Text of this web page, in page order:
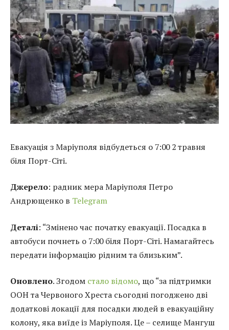
Евакуація з Маріуполя відбудеться о 7:00 2 травня
біля Порт-Сіті.
Джерело: радник мера Маріуполя Петро
Андрющенко в Telegram
Деталі: “Змінено час початку евакуації. Посадка в
автобуси почнеть о 7:00 біля Порт-Сіті. Намагайтесь
передати інформацію рідним та близьким”.
Оновлено. Згодом стало відомо, що “за підтримки
ООН та Червоного Хреста сьогодні погоджено дві
додаткові локації для посадки людей в евакуаційну
колону, яка виїде із Маріуполя. Це – селище Мангуш